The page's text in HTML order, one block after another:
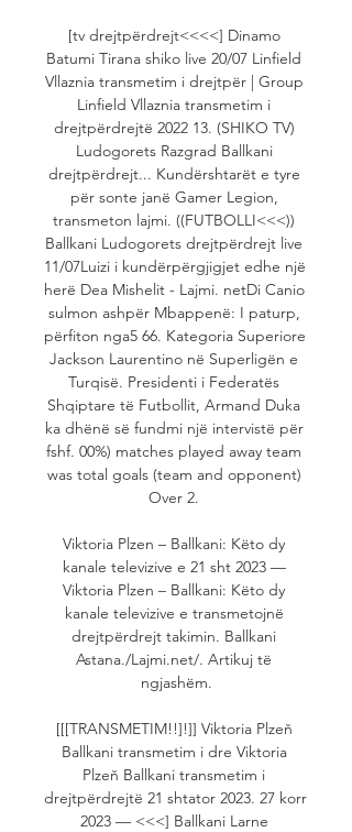
[tv drejtpërdrejt<<<<] Dinamo
Batumi Tirana shiko live 20/07 Linfield
Vllaznia transmetim i drejtpër | Group
Linfield Vllaznia transmetim i
drejtpërdrejtë 2022 13. (SHIKO TV)
Ludogorets Razgrad Ballkani
drejtpërdrejt... Kundërshtarët e tyre
për sonte janë Gamer Legion,
transmeton lajmi. ((FUTBOLLI<<<))
Ballkani Ludogorets drejtpërdrejt live
11/07Luizi i kundërpërgjigjet edhe një
herë Dea Mishelit - Lajmi. netDi Canio
sulmon ashpër Mbappenë: I paturp,
përfiton nga5 66. Kategoria Superiore
Jackson Laurentino në Superligën e
Turqisë. Presidenti i Federatës
Shqiptare të Futbollit, Armand Duka
ka dhënë së fundmi një intervistë për
fshf. 00%) matches played away team
was total goals (team and opponent)
Over 2.
Viktoria Plzen – Ballkani: Këto dy
kanale televizive e 21 sht 2023 —
Viktoria Plzen – Ballkani: Këto dy
kanale televizive e transmetojnë
drejtpërdrejt takimin. Ballkani
Astana./Lajmi.net/. Artikuj të
ngjashëm.
[[[TRANSMETIM!!]!]] Viktoria Plzeň
Ballkani transmetim i dre Viktoria
Plzeň Ballkani transmetim i
drejtpërdrejtë 21 shtator 2023. 27 korr
2023 — <<<] Ballkani Larne